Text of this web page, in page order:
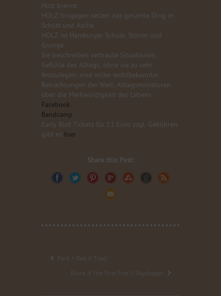
Holz brennt.
HOLZ hingegen setzen das gesamte Ding in
Schutt und Asche.
HOLZ ist Hamburger Schule, Stoner und
Grunge.
Sie beschreiben vertraute Situationen,
Gefühle des Alltags, ohne sie zu sehr
festzulegen, sind voller wohlbekannter
Betrachtungen der Welt, Alltagsminiaturen
über die Merkwürdigkeit des Lebens.
Facebook
Bandcamp
Early Bird Tickets für 11 Euro zzgl. Gebühren
gibt es hier.
Share this Post:
Park + Riot // Ti:ed
Elivra // The First Fire // Skyshaper